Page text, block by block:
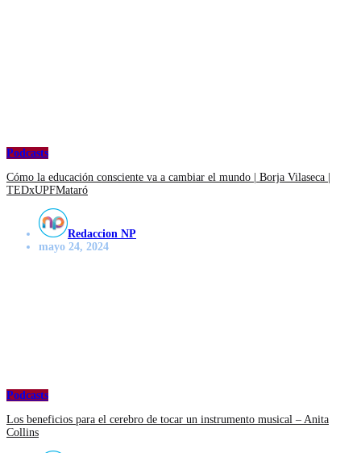
Podcasts
Cómo la educación consciente va a cambiar el mundo | Borja Vilaseca |
TEDxUPFMataró
Redaccion NP
mayo 24, 2024
Podcasts
Los beneficios para el cerebro de tocar un instrumento musical – Anita
Collins